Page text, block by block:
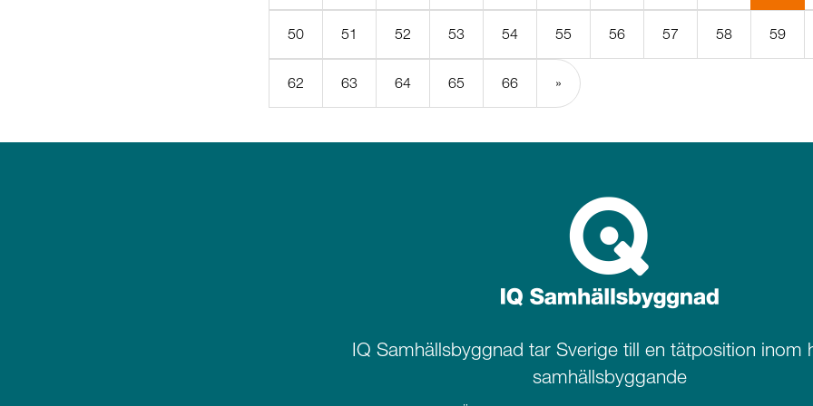
50 51 52 53 54 55 56 57 58 59
62 63 64 65 66 »
IQ Samhällsbyggnad tar Sverige till en tätposition inom
samhällsbyggande